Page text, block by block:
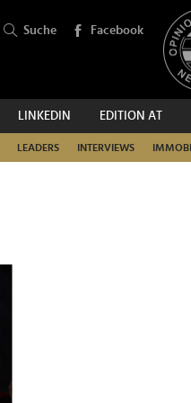
Suche Facebook
LINKEDIN EDITION AT
LEADERS INTERVIEWS
SUCHEN